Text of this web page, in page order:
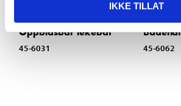
IKKE TILLAT
Oppblåsbar lekebåt
45-6031
99
Badehai
45-6062